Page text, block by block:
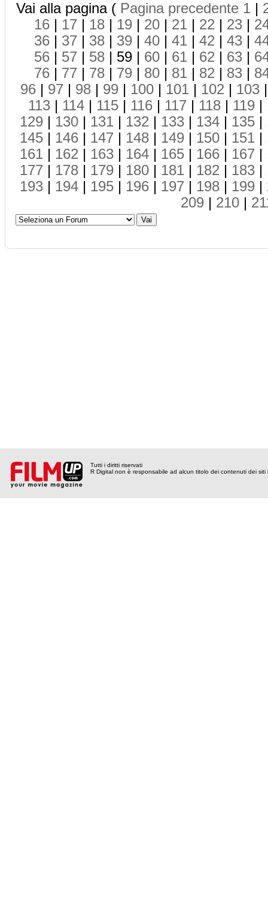
Vai alla pagina ( Pagina precedente 1 |
16 | 17 | 18 | 19 | 20 | 21 | 22 | 23 |
36 | 37 | 38 | 39 | 40 | 41 | 42 | 43 |
56 | 57 | 58 | 59 | 60 | 61 | 62 | 63 |
76 | 77 | 78 | 79 | 80 | 81 | 82 | 83 |
96 | 97 | 98 | 99 | 100 | 101 | 102 | 103
113 | 114 | 115 | 116 | 117 | 118 | 119 |
129 | 130 | 131 | 132 | 133 | 134 | 135 |
145 | 146 | 147 | 148 | 149 | 150 | 151 |
161 | 162 | 163 | 164 | 165 | 166 | 167 |
177 | 178 | 179 | 180 | 181 | 182 | 183 |
193 | 194 | 195 | 196 | 197 | 198 | 199 |
209 | 210 |
Tutti i diritti riservati
R Digital non è responsabile ad alcun titolo dei contenuti dei siti